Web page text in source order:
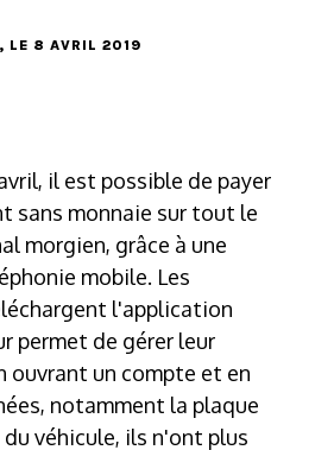
, LE 8 AVRIL 2019
il est possible de payer
sans monnaie sur tout le
morgien, grâce à une
mobile. Les
l'application
permet de gérer leur
ouvrant un compte et en
notamment la plaque
véhicule, ils n'ont plus